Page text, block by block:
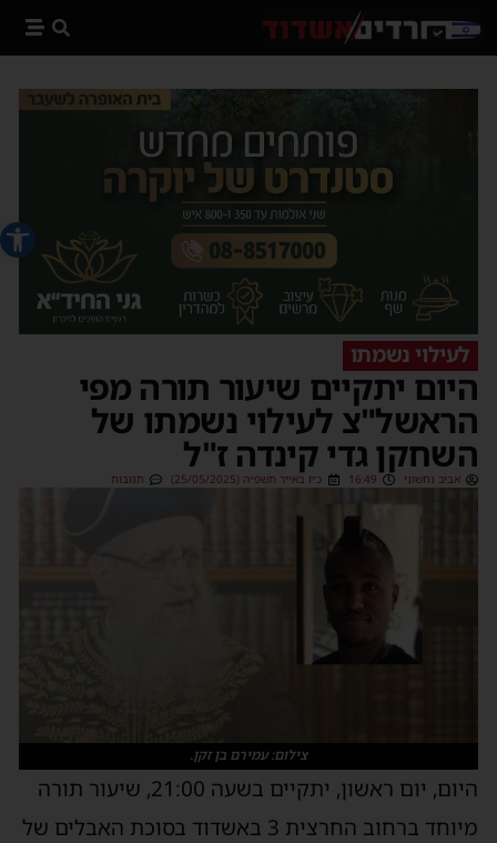
פתח
לעילוי נשמתו
היום יתקיים שיעור תורה מפי
הראשל"צ לעילוי נשמתו של
השחקן גדי קינדה ז"ל
אביב נחשוני 16:49 כ״ז באייר תשפ״ה (25/05/2025) תגובות
צילום: עמירם בן זקן.
היום, יום ראשון, יתקיים בשעה 21:00, שיעור תורה
מיוחד ברחוב החרצית 3 באשדוד בסוכת האבלים של